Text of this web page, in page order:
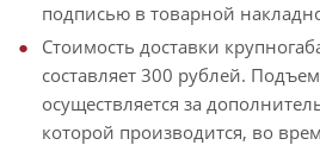
подписью в товарной
Стоимость доставки
составляет 300 рублей.
осуществляется за
которой производится, во